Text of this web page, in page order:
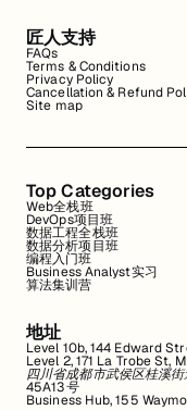
匠人支持
FAQs
Terms & Conditions
Privacy Policy
Cancellation & Refund
Site map
Top Categories
Web全栈班
DevOps项目班
数据工程全栈班
数据分析项目班
编程入门班
Business Analyst实习
算法集训营
地址
Level 10b, 144 Edward
Level 2, 171 La Trobe St,
四川省成都市武侯区桂溪
45A13号
Business Hub, 155